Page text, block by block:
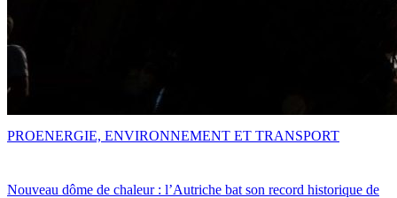
Nouveau dôme de chaleur : l’Autriche bat son record historique de
PROENERGIE, ENVIRONNEMENT ET TRANSPORT